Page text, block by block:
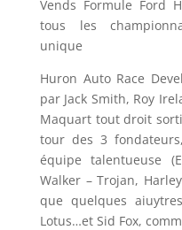
Vends Formule Ford
tous les
unique
Huron Auto Race
par Jack Smith, Roy
Maquart tout droit
tour des 3
équipe talentueuse
Walker – Trojan,
que quelques
Lotus…et Sid Fox,